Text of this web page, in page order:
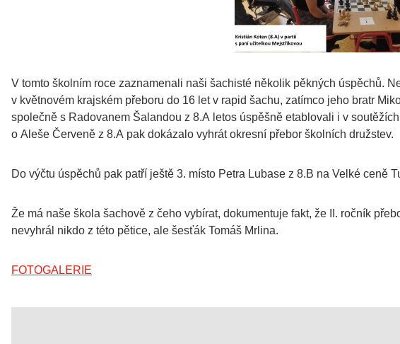
V tomto školním roce zaznamenali naši šachisté několik pěkných úspěchů.
v květnovém krajském přeboru do 16 let v rapid šachu, zatímco jeho bratr
společně s Radovanem Šalandou z 8.A letos úspěšně etablovali i v
o Aleše Červeně z 8.A pak dokázalo vyhrát okresní přebor školních družstev.
Do výčtu úspěchů pak patří ještě 3. místo Petra Lubase z 8.B na Velké ceně
Že má naše škola šachově z čeho vybírat, dokumentuje fakt, že II. ročník
nevyhrál nikdo z této pětice, ale šesťák Tomáš Mrlina.
FOTOGALERIE